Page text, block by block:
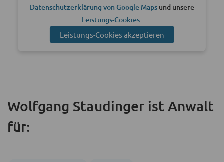
Datenschutzerklärung von Google Mapsund unsere
Leistungs-Cookies
Leistungs-Cookies akzeptieren
Wolfgang Staudinger ist Anwalt
für: